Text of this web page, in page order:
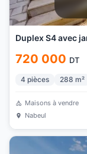
Duplex S4 avec
720 000 DT
4 pièces 288 m²
Maisons à vendre
Nabeul